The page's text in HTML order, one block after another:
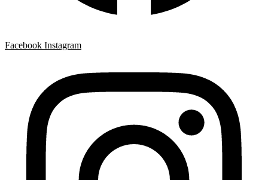
Facebook Instagram